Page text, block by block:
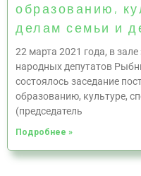
образованию,
делам семьи и
22 марта 2021 года, в
народных депутатов
состоялось заседание
образованию, культуре,
(председатель
Подробнее »